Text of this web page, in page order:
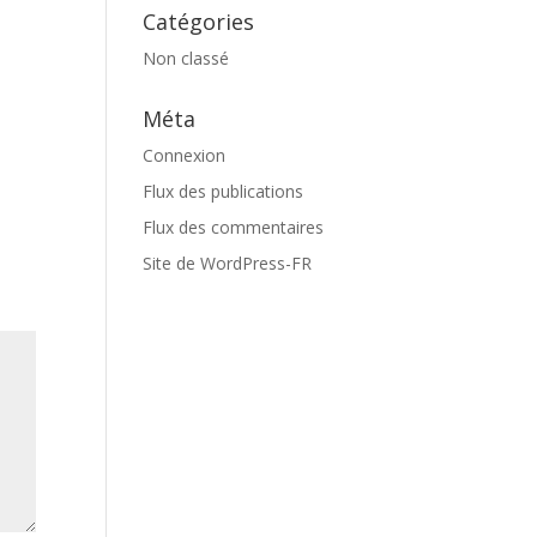
Catégories
Non classé
Méta
Connexion
Flux des publications
Flux des commentaires
Site de WordPress-FR